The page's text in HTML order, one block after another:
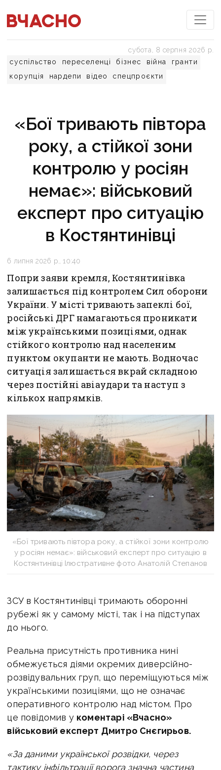
суспільство переселенці бізнес війна
гранти
корупція
нардепи відео спецпроєкти
субота, 8 серпня 2026 р.
«Бої тривають півтора
року, а стійкої зони
контролю у росіян
немає»: військовий
експерт про ситуацію
в Костянтинівці
6 липня 2026 р., 10:40
Попри заяви кремля, Костянтинівка
залишається під контролем Сил оборони
України. У місті тривають запеклі бої,
російські ДРГ намагаються проникати
між українськими позиціями, однак
стійкого контролю над населеним
пунктом окупанти не мають. Водночас
ситуація залишається вкрай складною
через постійні авіаудари та наступ з
кількох напрямків.
«Бої тривають півтора року, а стійкої зони контролю
у росіян немає»: військовий експерт про ситуацію в
Костянтинівці Ілюстративне фото Анатолій Степанов
ЗСУ в Костянтинівці тримають оборонні
рубежі як у самому місті, так і на підступах
до нього.
Реальна присутність противника нині
обмежується діями окремих диверсійно-
розвідувальних груп, що переміщуються між
українськими позиціями, що не означає
оперативного контролю над містом. Про
це повідомив у коментарі «Вчасно»
військовий експерт Дмитро Снєгирьов.
«За даними української розвідки, через
тактику інфільтрації ворога значна частина